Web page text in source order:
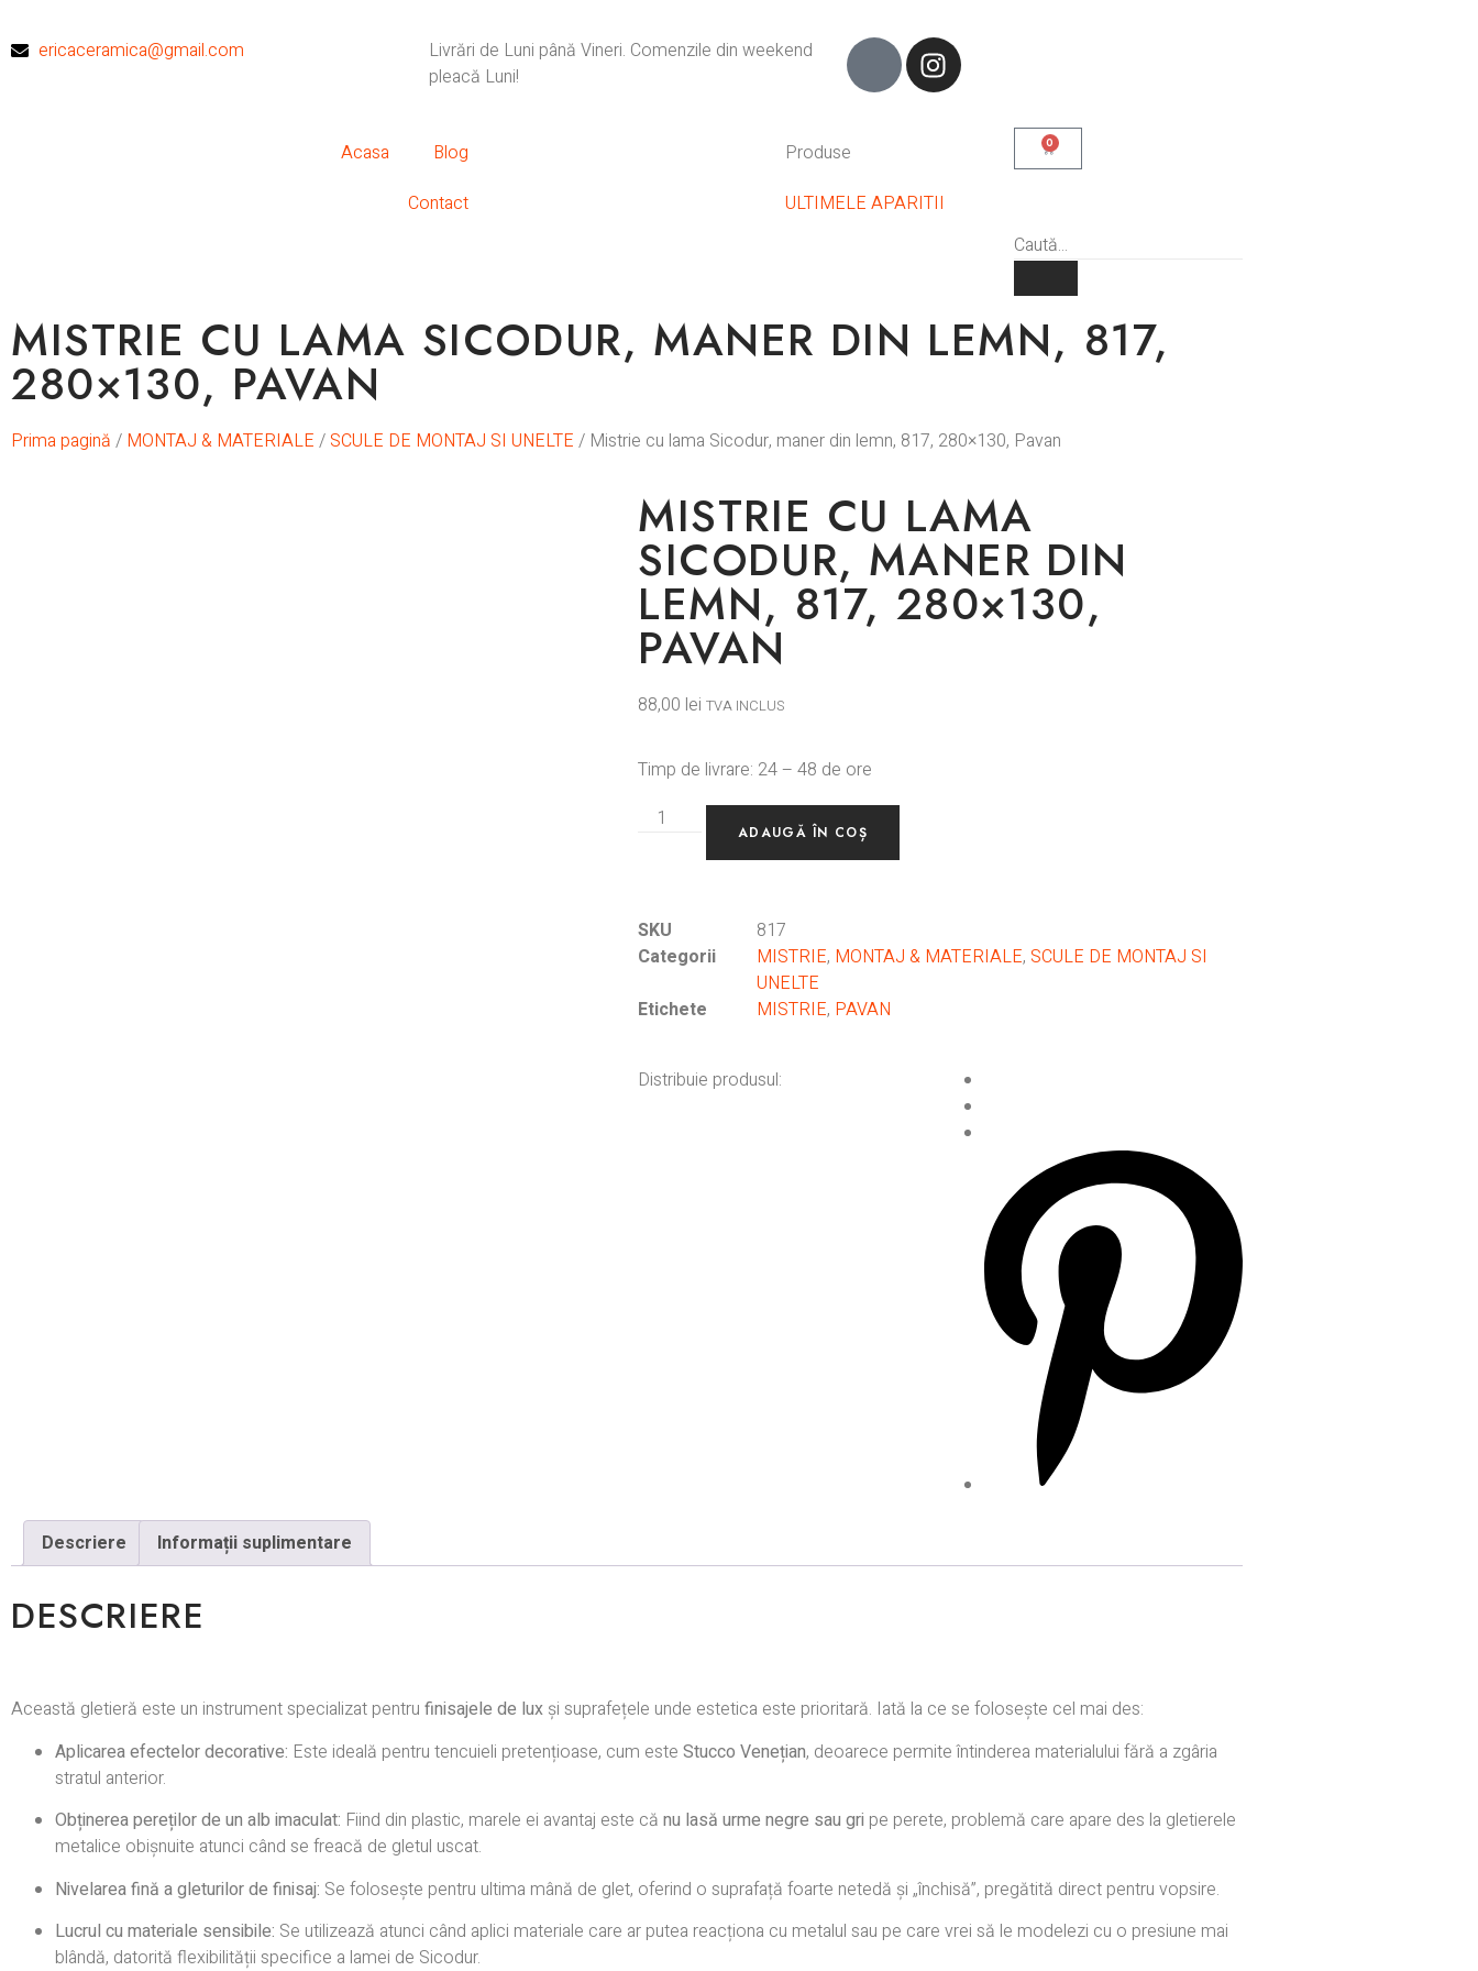
ericaceramica@gmail.com
Livrări de Luni până Vineri. Comenzile din weekend
pleacă Luni!
Acasa
Blog
Contact
Produse
ULTIMELE APARITII
0
MISTRIE CU LAMA SICODUR, MANER DIN LEMN, 817,
280×130, PAVAN
Prima pagină / MONTAJ & MATERIALE / SCULE DE MONTAJ SI UNELTE / Mistrie cu lama Sicodur, maner din lemn, 817, 280×130, Pavan
MISTRIE CU LAMA
SICODUR, MANER DIN
LEMN, 817, 280×130,
PAVAN
88,00 lei TVA INCLUS
Timp de livrare: 24 – 48 de ore
ADAUGĂ ÎN COȘ
SKU
817
Categorii
MISTRIE, MONTAJ & MATERIALE, SCULE DE MONTAJ SI
UNELTE
Etichete
MISTRIE, PAVAN
Distribuie produsul:
Descriere Informații suplimentare
DESCRIERE
Această gletieră este un instrument specializat pentru finisajele de lux și suprafețele unde estetica este prioritară. Iată la ce se folosește cel mai des:
Aplicarea efectelor decorative: Este ideală pentru tencuieli pretențioase, cum este Stucco Venețian, deoarece permite întinderea materialului fără a zgâria
stratul anterior.
Obținerea pereților de un alb imaculat: Fiind din plastic, marele ei avantaj este că nu lasă urme negre sau gri pe perete, problemă care apare des la gletierele
metalice obișnuite atunci când se freacă de gletul uscat.
Nivelarea fină a gleturilor de finisaj: Se folosește pentru ultima mână de glet, oferind o suprafață foarte netedă și „închisă”, pregătită direct pentru vopsire.
Lucrul cu materiale sensibile: Se utilizează atunci când aplici materiale care ar putea reacționa cu metalul sau pe care vrei să le modelezi cu o presiune mai
blândă, datorită flexibilității specifice a lamei de Sicodur.